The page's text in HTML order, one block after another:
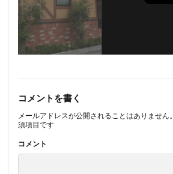
コメントを書く
メールアドレスが公開されることはありません。
須項目です
コメント